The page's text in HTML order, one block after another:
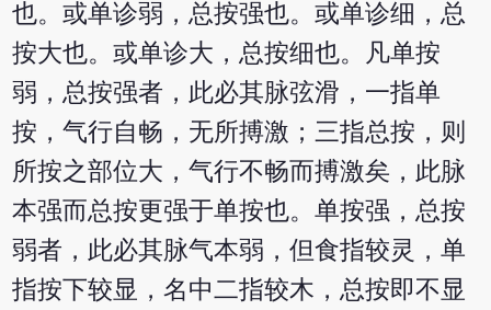
也。或单诊弱，总按强也。或单诊细，总
按大也。或单诊大，总按细也。凡单按
弱，总按强者，此必其脉弦滑，一指单
按，气行自畅，无所搏激；三指总按，则
所按之部位大，气行不畅而搏激矣，此脉
本强而总按更强于单按也。单按强，总按
弱者，此必其脉气本弱，但食指较灵，单
指按下较显，名中二指较木，总按即不显